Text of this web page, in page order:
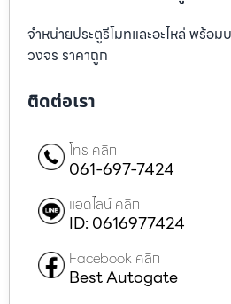
จำหน่ายประตูรีโมทและอะไหล่ พร้อ
วงจร ราคาถูก
ติดต่อเรา
โทร คลิก
061-697-7424
แอดไลน์ คลิก
ID: 0616977424
Facebook คลิก
Best Autogate